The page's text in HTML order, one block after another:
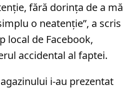
fără dorința de a mă
o neatenție”, a scris
local de Facebook,
accidental al faptei.
i-au prezentat